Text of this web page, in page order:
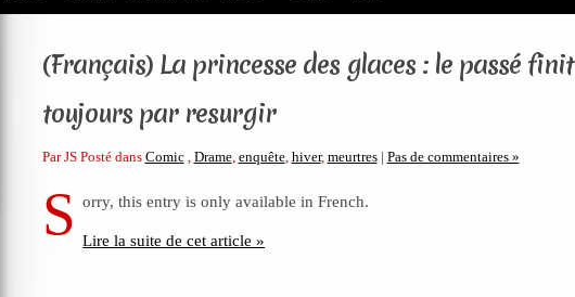
(Français) La princesse des glaces : le passé finit
toujours par resurgir
Par JS Posté dans Comic, Drame, enquête, hiver, meurtres | Pas de commentaires »
S orry, this entry is only available in French.
Lire la suite de cet article »